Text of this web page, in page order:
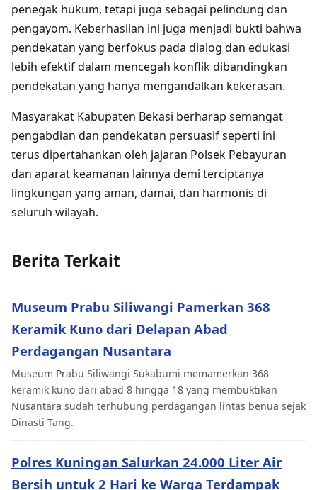
penegak hukum, tetapi juga sebagai pelindung dan
pengayom. Keberhasilan ini juga menjadi bukti bahwa
pendekatan yang berfokus pada dialog dan edukasi
lebih efektif dalam mencegah konflik dibandingkan
pendekatan yang hanya mengandalkan kekerasan.
Masyarakat Kabupaten Bekasi berharap semangat
pengabdian dan pendekatan persuasif seperti ini
terus dipertahankan oleh jajaran Polsek Pebayuran
dan aparat keamanan lainnya demi terciptanya
lingkungan yang aman, damai, dan harmonis di
seluruh wilayah.
Berita Terkait
Museum Prabu Siliwangi Pamerkan 368
Keramik Kuno dari Delapan Abad
Perdagangan Nusantara
Museum Prabu Siliwangi Sukabumi memamerkan 368
keramik kuno dari abad 8 hingga 18 yang membuktikan
Nusantara sudah terhubung perdagangan lintas benua sejak
Dinasti Tang.
Polres Kuningan Salurkan 24.000 Liter Air
Bersih untuk 2 Hari ke Warga Terdampak